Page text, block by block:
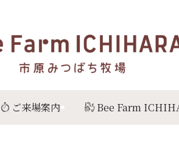
ご来場案内 Bee Farm